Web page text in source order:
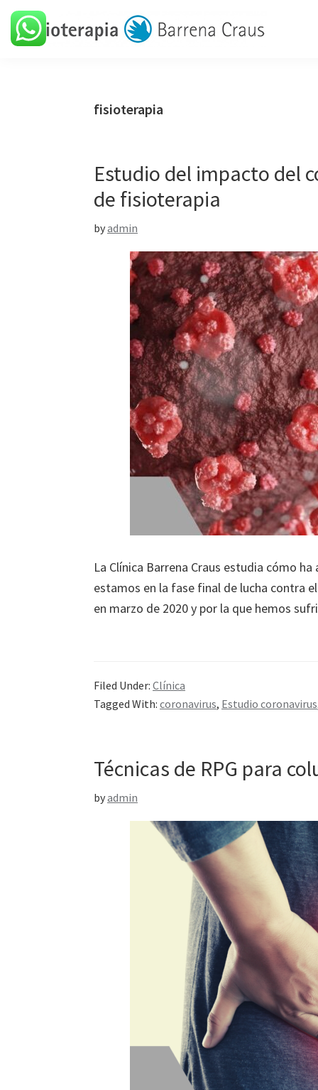
Skip
to
primary
Skip
to
main
Skip
to
primary
Skip
to
footer
fisioterapia
Estudio del impacto del
de fisioterapia
byadmin
La Clínica Barrena Craus estudia cómo
estamos en la fase final de lucha contra
en marzo de 2020 y por la que hemos
Filed Under: Clínica
Tagged With: coronavirus, Estudio coronavirus
Técnicas de RPG para
byadmin